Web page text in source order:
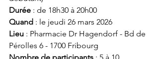
Durée : de 18h30 à 20h00
Quand : le jeudi 26 mars 2026
Lieu : Pharmacie Dr Hagendorf - Bd de
Pérolles 6 - 1700 Fribourg